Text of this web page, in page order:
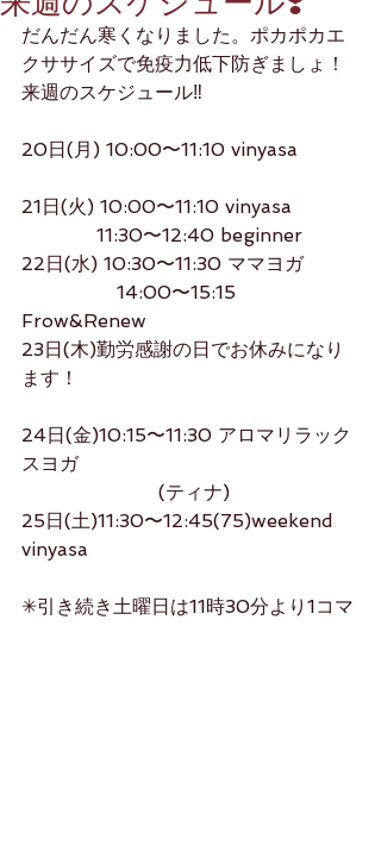
だんだん寒くなりました。ポカポカエ
クササイズで免疫力低下防ぎましょ！
来週のスケジュール‼️
20日(月) 10:00〜11:10 vinyasa
21日(火) 10:00〜11:10 vinyasa
11:30〜12:40 beginner
22日(水) 10:30〜11:30 ママヨガ
Frow&Renew
23日(木)勤労感謝の日でお休みになり
ます！
24日(金)10:15〜11:30 アロマリラック
スヨガ
                       (ティナ)
25日(土)11:30〜12:45(75)weekend
vinyasa
✳︎引き続き土曜日は11時30分より1コマ